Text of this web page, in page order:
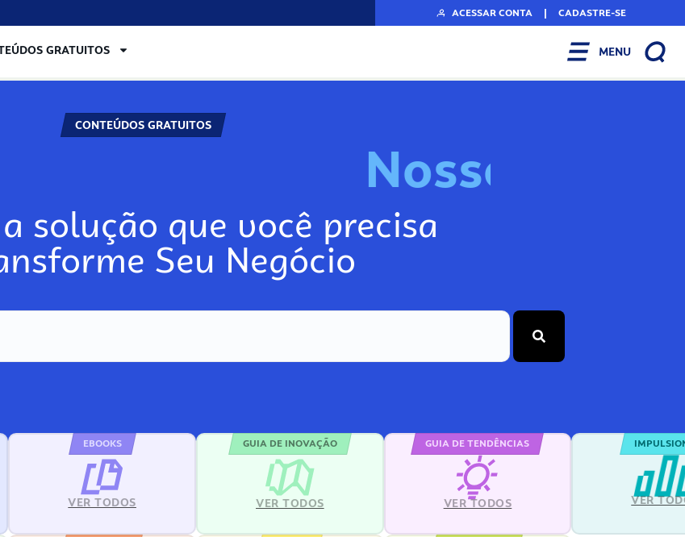
ACESSAR CONTA | CADASTRE-SE
GRATUITOS MENU
CONTEÚDOS GRATUITOS
Nosso
solução que você precisa
Seu Negócio
EBOOKS
VER TODOS
GUIA DE INOVAÇÃO
VER TODOS
GUIA DE TENDÊNCIAS
VER TODOS VER